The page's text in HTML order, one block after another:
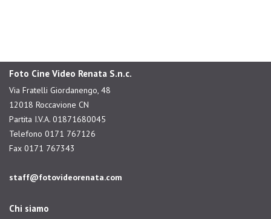
Foto Cine Video Renata S.n.c.
Via Fratelli Giordanengo, 48
12018 Roccavione CN
Partita I.V.A. 01871680045
Telefono 0171 767126
Fax 0171 767343
staff@fotovideorenata.com
Chi siamo